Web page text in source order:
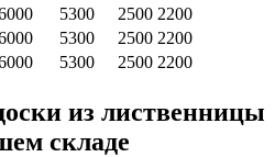
5300 2500 2200
5300 2500 2200
5300 2500 2200
из лиственницы
складе